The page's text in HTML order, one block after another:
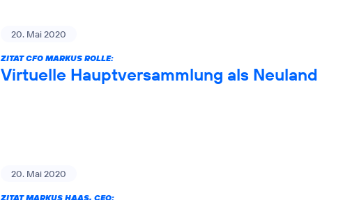
20. Mai 2020
ZITAT CFO MARKUS ROLLE:
Virtuelle Hauptversammlung als Neuland
20. Mai 2020
ZITAT MARKUS HAAS, CEO: